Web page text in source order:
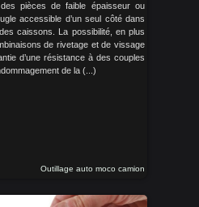
pièces de faible épaisseur ou
accessible d’un seul côté dans
caissons. La possibilité, en plus
de rivetage et de vissage
d’une résistance à des couples
de la (...)
Outillage auto moco camion